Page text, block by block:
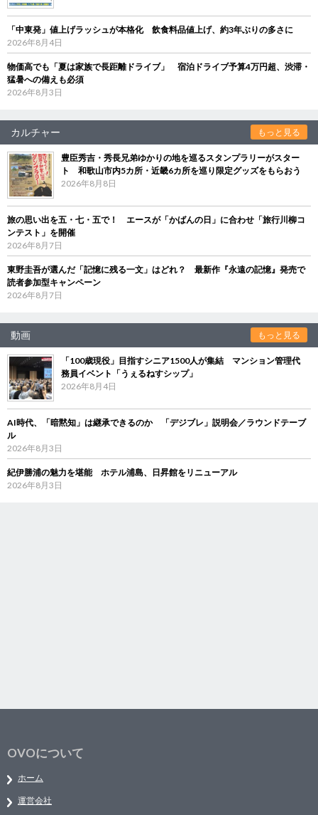
「中東発」値上げラッシュが本格化 飲食料品値上げ、約3年ぶりの多さに
2026年8月4日
物価高でも「夏は家族で長距離ドライブ」 宿泊ドライブ予算4万円超、渋滞・
猛暑への備えも必須
2026年8月3日
カルチャー もっと見る
豊臣秀吉・秀長兄弟ゆかりの地を巡るスタンプラリーがスター
ト 和歌山市内5カ所・近畿6カ所を巡り限定グッズをもらおう
2026年8月8日
旅の思い出を五・七・五で！ エースが「かばんの日」に合わせ「旅行川柳コ
ンテスト」を開催
2026年8月7日
東野圭吾が選んだ「記憶に残る一文」はどれ？ 最新作『永遠の記憶』発売で
読者参加型キャンペーン
2026年8月7日
動画 もっと見る
「100歳現役」目指すシニア1500人が集結 マンション管理代
務員イベント「うぇるねすシップ」
2026年8月4日
AI時代、「暗黙知」は継承できるのか 「デジブレ」説明会／ラウンドテーブ
ル
2026年8月3日
紀伊勝浦の魅力を堪能 ホテル浦島、日昇館をリニューアル
2026年8月3日
OVOについて
ホーム
運営会社